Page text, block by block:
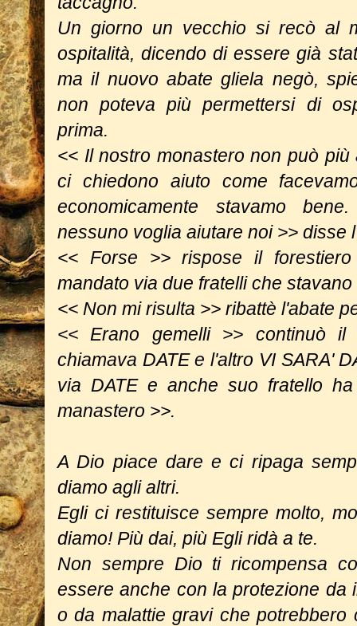
Un giorno un vecchio si recò al
ospitalità, dicendo di essere già
ma il nuovo abate gliela negò,
non poteva più permettersi di
prima.
<< Il nostro monastero non può
ci chiedono aiuto come
economicamente stavamo
nessuno voglia aiutare noi >> disse
<< Forse >> rispose il
mandato via due fratelli che
<< Non mi risulta >> ribattè l'abate
<< Erano gemelli >> continuò
chiamava DATE e l'altro VI SARA'
via DATE e anche suo fratello
manastero >>.
A Dio piace dare e ci ripaga
diamo agli altri.
Egli ci restituisce sempre molto,
diamo! Più dai, più Egli ridà a te.
Non sempre Dio ti ricompensa
essere anche con la protezione da
o da malattie gravi che potrebbero